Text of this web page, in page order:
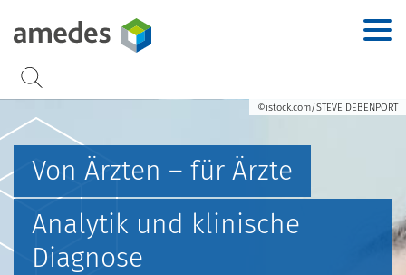
©istock.com/STEVE DEBENPORT
Von Ärzten – für Ärzte
Analytik und klinische
Diagnose